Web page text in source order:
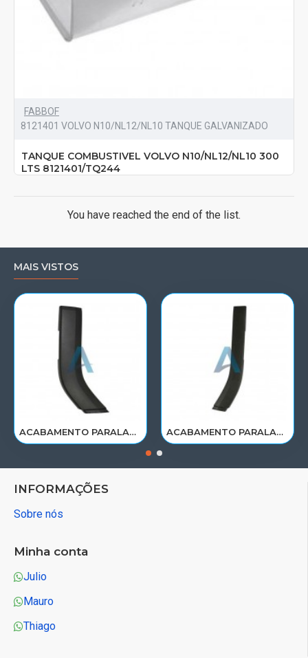
FABBOF
8121401 VOLVO N10/NL12/NL10 TANQUE GALVANIZADO
TANQUE COMBUSTIVEL VOLVO N10/NL12/NL10 300
LTS 8121401/TQ244
You have reached the end of the list.
MAIS VISTOS
ACABAMENTO PARALAMA CABINE SCANIA NTG P/G/R/S LE PARTE TRAS 2297995 ACABAMENTO PARALAMA CABINE SCANIA NTG P/G/R/S LD PARTE TRAS 2297996
INFORMAÇÕES
Sobre nós
Minha conta
Julio
Mauro
Thiago